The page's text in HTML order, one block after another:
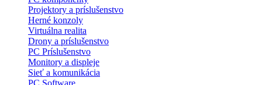
Projektory a príslušenstvo
Herné konzoly
Virtuálna realita
Drony a príslušenstvo
PC Príslušenstvo
Monitory a displeje
Sieť a komunikácia
PC Software